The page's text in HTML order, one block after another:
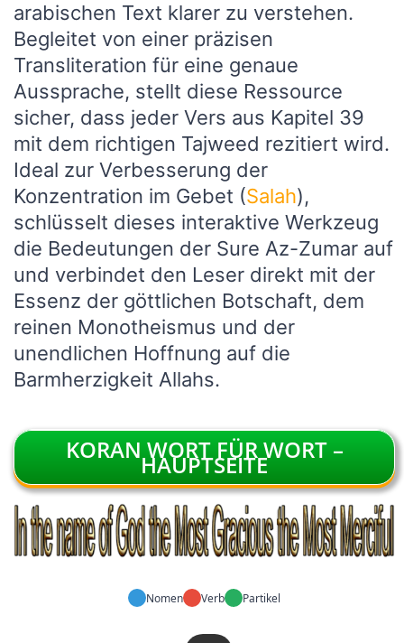
arabischen Text klarer zu verstehen.
Begleitet von einer präzisen
Transliteration für eine genaue
Aussprache, stellt diese Ressource
sicher, dass jeder Vers aus Kapitel 39
mit dem richtigen Tajweed rezitiert wird.
Ideal zur Verbesserung der
Konzentration im Gebet (Salah),
schlüsselt dieses interaktive Werkzeug
die Bedeutungen der Sure Az-Zumar auf
und verbindet den Leser direkt mit der
Essenz der göttlichen Botschaft, dem
reinen Monotheismus und der
unendlichen Hoffnung auf die
Barmherzigkeit Allahs.
KORAN WORT FÜR WORT –
HAUPTSEITE
Nomen Verb Partikel